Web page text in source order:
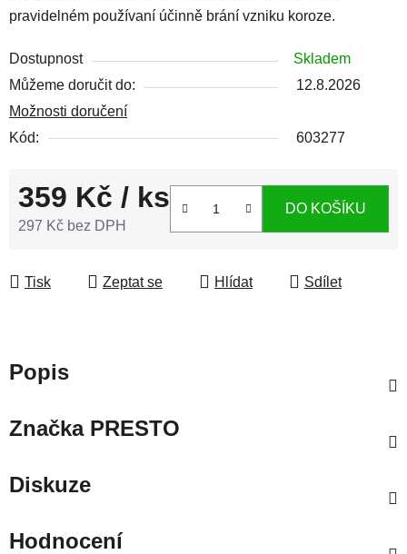
pravidelném používaní účinně brání vzniku koroze.
Dostupnost
Skladem
Můžeme doručit do:
12.8.2026
Možnosti doručení
Kód:
603277
359 Kč / ks
297 Kč bez DPH
DO KOŠÍKU
Tisk Zeptat se Hlídat Sdílet
Popis
ZnačkaPRESTO
Diskuze
Hodnocení